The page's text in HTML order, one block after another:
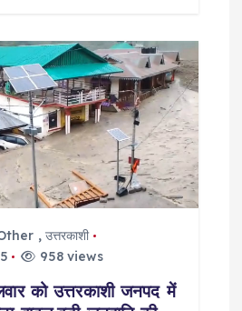
, उत्तरकाशी
958 views
को उत्तरकाशी जनपद में